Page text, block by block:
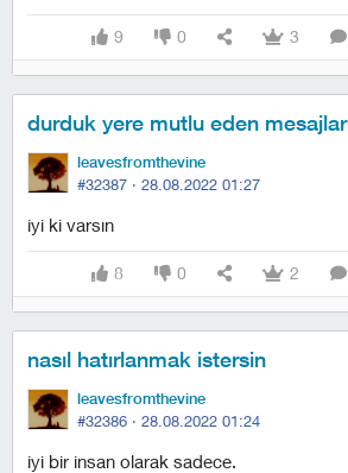
9 0 3
durduk yere mutlu eden mesajlar
leavesfromthevine
#32387 · 28.08.2022 01:27
i̇yi ki varsın
8 0 2
nasıl hatırlanmak istersin
leavesfromthevine
#32386 · 28.08.2022 01:24
i̇yi bir insan olarak sadece.